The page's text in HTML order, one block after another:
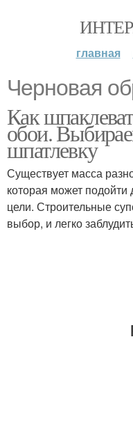
главная
Черновая
Как
обои.
шпатлевку
Существует масса
которая может
цели. Строительные
выбор, и легко